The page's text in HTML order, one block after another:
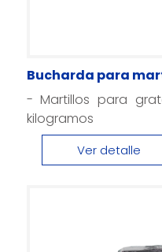
Bucharda para
- Martillos para
kilogramos
Ver detalle